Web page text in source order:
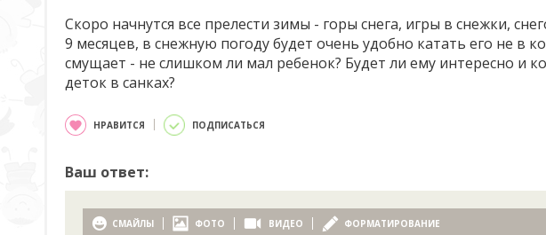
Скоро начнутся все прелести зимы - горы снега, игры в снежки,
9 месяцев, в снежную погоду будет очень удобно катать его не в
смущает - не слишком ли мал ребенок? Будет ли ему интересно и
деток в санках?
НРАВИТСЯ ПОДПИСАТЬСЯ
Ваш ответ:
СМАЙЛЫ ФОТО ВИДЕО ФОРМАТИРОВАНИЕ